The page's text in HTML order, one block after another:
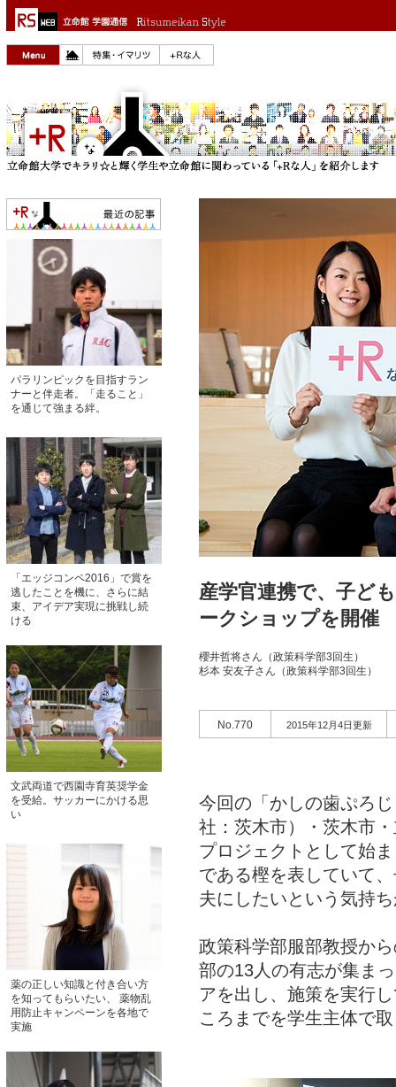
パラリンピックを目指すラン
ナーと伴走者。「走ること」
を通じて強まる絆。
「エッジコンペ2016」で賞を
逃したことを機に、さらに結
束、アイデア実現に挑戦し続
ける
文武両道で西園寺育英奨学金
を受給。サッカーにかける思
い
薬の正しい知識と付き合い方
を知ってもらいたい、 薬物乱
用防止キャンペーンを各地で
実施
産学官連携で、子ど
ークショップを開催
櫻井哲将さん（政策科学部3回生）
杉本 安友子さん（政策科学部3回生）
No.770 2015年12月4日更新
今回の「かしの歯ぷろ
社：茨木市）・茨木市
プロジェクトとして始
である樫を表していて
夫にしたいという気持
政策科学部服部教授か
部の13人の有志が集ま
アを出し、施策を実行
ころまでを学生主体で